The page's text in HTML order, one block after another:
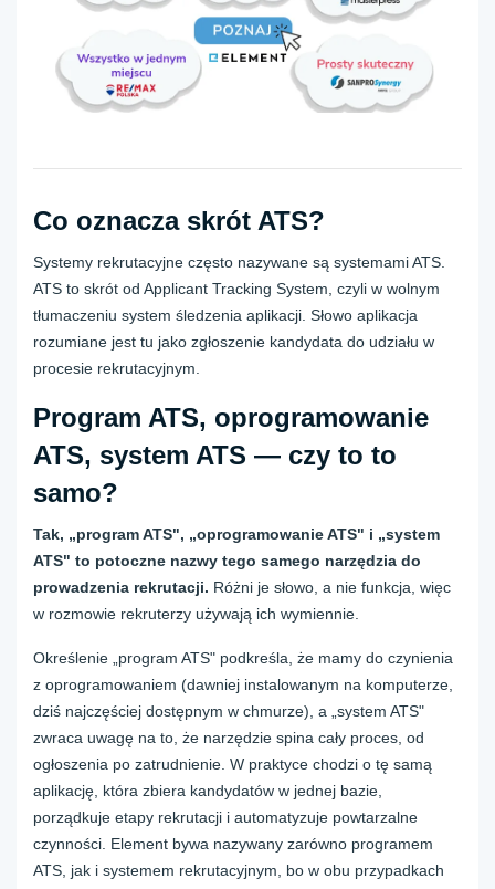
Co oznacza skrót ATS?
Systemy rekrutacyjne często nazywane są systemami ATS.
ATS to skrót od Applicant Tracking System, czyli w wolnym
tłumaczeniu system śledzenia aplikacji. Słowo aplikacja
rozumiane jest tu jako zgłoszenie kandydata do udziału w
procesie rekrutacyjnym.
Program ATS, oprogramowanie
ATS, system ATS — czy to to
samo?
Tak, „program ATS", „oprogramowanie ATS" i „system
ATS" to potoczne nazwy tego samego narzędzia do
prowadzenia rekrutacji. Różni je słowo, a nie funkcja, więc
w rozmowie rekruterzy używają ich wymiennie.
Określenie „program ATS" podkreśla, że mamy do czynienia
z oprogramowaniem (dawniej instalowanym na komputerze,
dziś najczęściej dostępnym w chmurze), a „system ATS"
zwraca uwagę na to, że narzędzie spina cały proces, od
ogłoszenia po zatrudnienie. W praktyce chodzi o tę samą
aplikację, która zbiera kandydatów w jednej bazie,
porządkuje etapy rekrutacji i automatyzuje powtarzalne
czynności. Element bywa nazywany zarówno programem
ATS, jak i systemem rekrutacyjnym, bo w obu przypadkach